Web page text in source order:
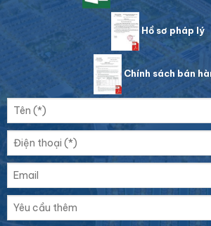
Hồ sơ pháp lý
Chính sách bán